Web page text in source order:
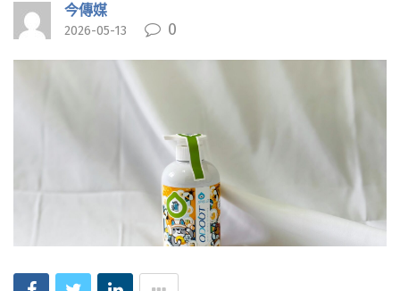
今傳媒
2026-05-13 0